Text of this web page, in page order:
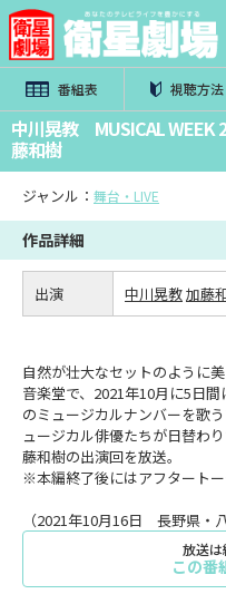
番組表 視聴方法
中川晃教 MUSICAL WEEK
藤和樹
ジャンル： 舞台・LIVE
作品詳細
出演 中川晃教加藤
自然が壮大なセットのように
音楽堂で、2021年10月に5日
のミュージカルナンバーを歌
ュージカル俳優たちが日替わ
藤和樹の出演回を放送。
※本編終了後にはアフタートー
（2021年10月16日 長野県・
放送は
この番